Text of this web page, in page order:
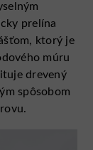
prelína
ktorý je
múru
drevený
spôsobom